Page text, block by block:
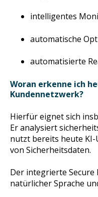
intelligentes
automatische
automatisierte
Woran erkenne ich
Kundennetzwerk?
Hierfür eignet sich
Er analysiert
nutzt bereits heute
von Sicherheitsdaten.
Der integrierte
natürlicher Sprache